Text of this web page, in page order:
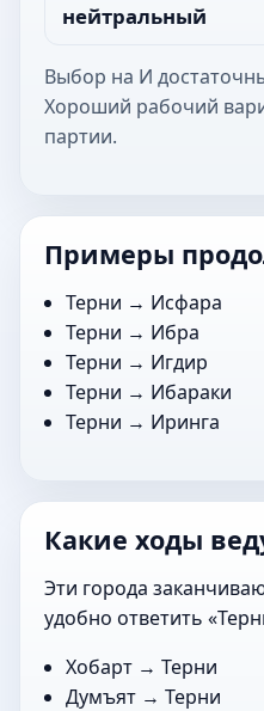
нейтральный
Выбор на И
Хороший рабочий
партии.
Примеры
Терни → Исфара
Терни → Ибра
Терни → Игдир
Терни → Ибараки
Терни → Иринга
Какие ходы
Эти города
удобно ответить
Хобарт → Терни
Думъят → Терни